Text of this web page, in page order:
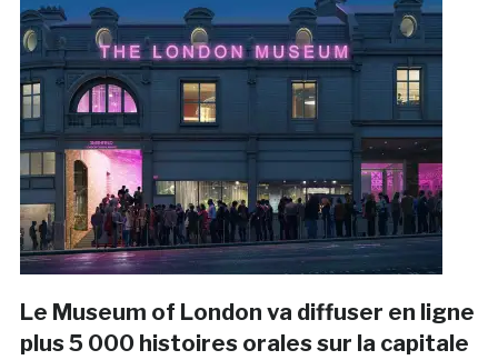
Le Museum of London va diffuser en ligne
plus 5 000 histoires orales sur la capitale